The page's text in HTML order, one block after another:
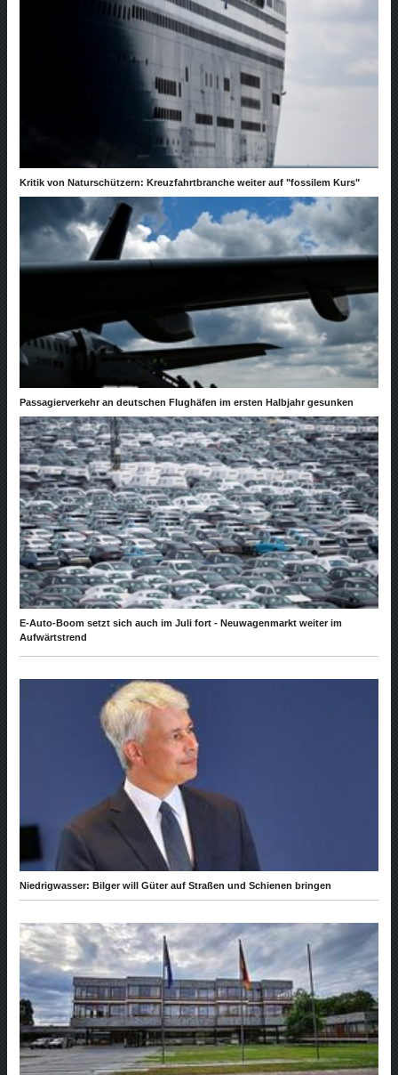
Kritik von Naturschützern: Kreuzfahrtbranche weiter auf "fossilem Kurs"
Passagierverkehr an deutschen Flughäfen im ersten Halbjahr gesunken
E-Auto-Boom setzt sich auch im Juli fort - Neuwagenmarkt weiter im
Aufwärtstrend
Niedrigwasser: Bilger will Güter auf Straßen und Schienen bringen